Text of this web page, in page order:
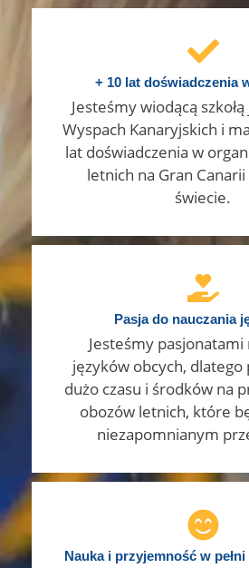
+ 10 lat doświadczenia
Jesteśmy wiodącą
Wyspach Kanaryjskich i
lat doświadczenia w
letnich na Gran Canarii
świecie.
Pasja do nauczania
Jesteśmy pasjonatami
języków obcych, dlatego
dużo czasu i środków na
obozów letnich, które
niezapomnianym
Nauka i przyjemność w